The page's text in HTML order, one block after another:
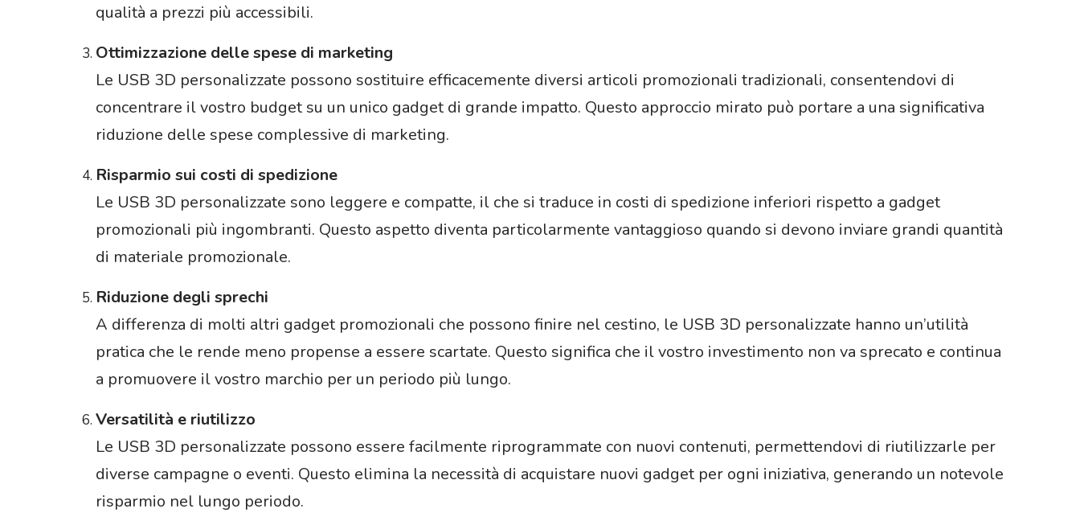
qualità a prezzi più accessibili.
Ottimizzazione delle spese di marketing
Le USB 3D personalizzate possono sostituire efficacemente diversi articoli promozionali tradizionali, consentendovi di
concentrare il vostro budget su un unico gadget di grande impatto. Questo approccio mirato può portare a una significativa
riduzione delle spese complessive di marketing.
Risparmio sui costi di spedizione
Le USB 3D personalizzate sono leggere e compatte, il che si traduce in costi di spedizione inferiori rispetto a gadget
promozionali più ingombranti. Questo aspetto diventa particolarmente vantaggioso quando si devono inviare grandi quantità
di materiale promozionale.
Riduzione degli sprechi
A differenza di molti altri gadget promozionali che possono finire nel cestino, le USB 3D personalizzate hanno un’utilità
pratica che le rende meno propense a essere scartate. Questo significa che il vostro investimento non va sprecato e continua
a promuovere il vostro marchio per un periodo più lungo.
Versatilità e riutilizzo
Le USB 3D personalizzate possono essere facilmente riprogrammate con nuovi contenuti, permettendovi di riutilizzarle per
diverse campagne o eventi. Questo elimina la necessità di acquistare nuovi gadget per ogni iniziativa, generando un notevole
risparmio nel lungo periodo.